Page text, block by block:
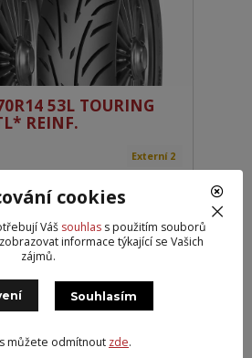
53L TOURING
REINF.
Externí 2
Přidat do košíku
cookies
Váš souhlass použitím souborů
informace týkající se Vašich
zájmů.
Souhlasím
můžete odmítnout zde.